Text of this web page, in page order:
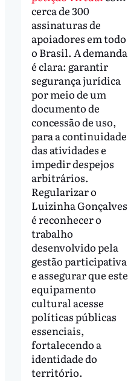
cerca de 300
assinaturas de
apoiadores em todo
o Brasil. A demanda
é clara: garantir
segurança jurídica
por meio de um
documento de
concessão de uso,
para a continuidade
das atividades e
impedir despejos
arbitrários.
Regularizar o
Luizinha Gonçalves
é reconhecer o
trabalho
desenvolvido pela
gestão participativa
e assegurar que este
equipamento
cultural acesse
políticas públicas
essenciais,
fortalecendo a
identidade do
território.